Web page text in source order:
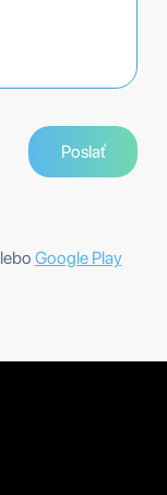
Google Play